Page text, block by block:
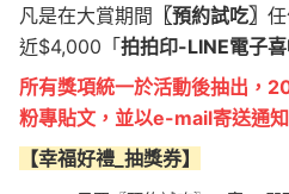
凡是在大賞期間 〖預約試吃〗
近$4,000「 拍拍印-LINE電子
所有獎項統一於活動後抽出，
粉專貼文，並以e-mail寄送通
【幸福好禮_抽獎券】